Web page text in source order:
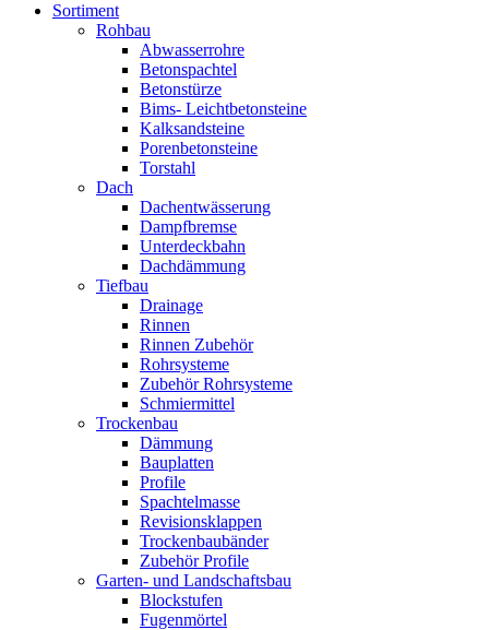
Sortiment
Rohbau
Abwasserrohre
Betonspachtel
Betonstürze
Bims- Leichtbetonsteine
Kalksandsteine
Porenbetonsteine
Torstahl
Dach
Dachentwässerung
Dampfbremse
Unterdeckbahn
Dachdämmung
Tiefbau
Drainage
Rinnen
Rinnen Zubehör
Rohrsysteme
Zubehör Rohrsysteme
Schmiermittel
Trockenbau
Dämmung
Bauplatten
Profile
Spachtelmasse
Revisionsklappen
Trockenbaubänder
Zubehör Profile
Garten- und Landschaftsbau
Blockstufen
Fugenmörtel